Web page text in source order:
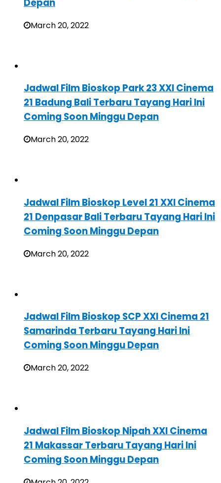
Depan
March 20, 2022
Jadwal Film Bioskop Park 23 XXI Cinema
21 Badung Bali Terbaru Tayang Hari Ini
Coming Soon Minggu Depan
March 20, 2022
Jadwal Film Bioskop Level 21 XXI Cinema
21 Denpasar Bali Terbaru Tayang Hari Ini
Coming Soon Minggu Depan
March 20, 2022
Jadwal Film Bioskop SCP XXI Cinema 21
Samarinda Terbaru Tayang Hari Ini
Coming Soon Minggu Depan
March 20, 2022
Jadwal Film Bioskop Nipah XXI Cinema
21 Makassar Terbaru Tayang Hari Ini
Coming Soon Minggu Depan